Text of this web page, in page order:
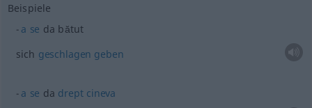
Beispiele
a se da bătut
sich geschlagen geben
a se da drept cineva